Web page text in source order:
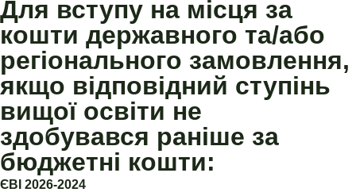
Для вступу на місця за
кошти державного та/або
регіонального замовлення,
якщо відповідний ступінь
вищої освіти не
здобувався раніше за
бюджетні кошти:
ЄВІ 2026-2024